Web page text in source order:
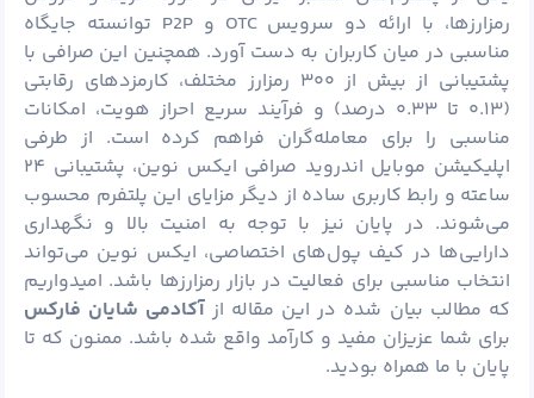
رمزارزها، با ارائه دو سرویس OTC و P2P توانسته جایگاه
مناسبی در میان کاربران به دست آورد. همچنین این صرافی با
پشتیبانی از بیش از ۳۰۰ رمزارز مختلف، کارمزدهای رقابتی
(۰.۱۳ تا ۰.۳۳ درصد) و فرآیند سریع احراز هویت، امکانات
مناسبی را برای معامله‌گران فراهم کرده است. از طرفی
اپلیکیشن موبایل اندروید صرافی ایکس نوین، پشتیبانی ۲۴
ساعته و رابط کاربری ساده از دیگر مزایای این پلتفرم محسوب
می‌شوند. در پایان نیز با توجه به امنیت بالا و نگهداری
دارایی‌ها در کیف پول‌های اختصاصی، ایکس نوین می‌تواند
انتخاب مناسبی برای فعالیت در بازار رمزارزها باشد. امیدواریم
که مطالب بیان شده در این مقاله ازآکادمی شایان فارکس
برای شما عزیزان مفید و کارآمد واقع شده باشد. ممنون که تا
پایان با ما همراه بودید.